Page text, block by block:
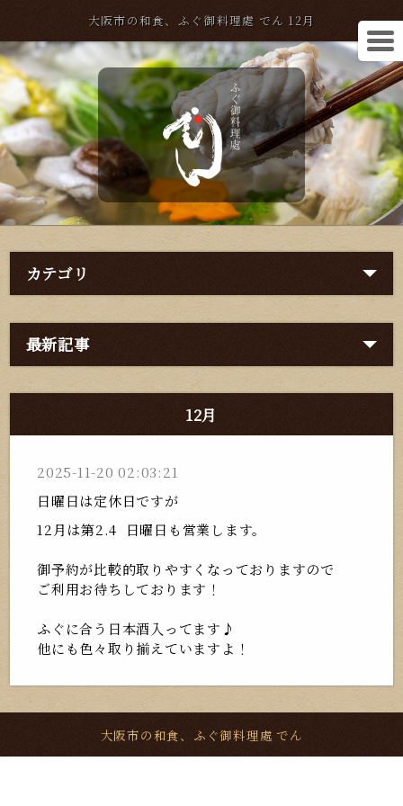
大阪市の和食、ふぐ御料理處 でん 12月
カテゴリ
最新記事
12月
2025-11-20 02:03:21
日曜日は定休日ですが
12月は第2.4 日曜日も営業します。
御予約が比較的取りやすくなっておりますので
ご利用お待ちしております！
ふぐに合う日本酒入ってます♪
他にも色々取り揃えていますよ！
大阪市の和食、ふぐ御料理處 でん